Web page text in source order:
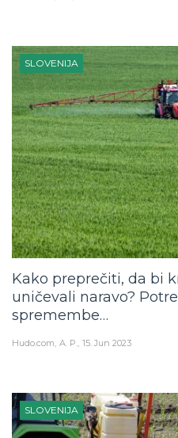
SLOVENIJA
Kako preprečiti, da bi
uničevali naravo?
spremembe…
Hudo.com A. P. 15. Jun 2023
SLOVENIJA